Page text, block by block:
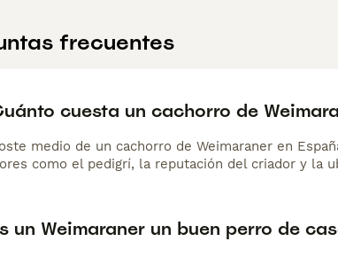
frecuentes
cuesta un cachorro de
medio de un cachorro de Weimaraner en
como el pedigrí, la reputación del criador y la
un Weimaraner un buen perro de